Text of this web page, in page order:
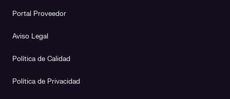
Portal Proveedor
Aviso Legal
Política de Calidad
Política de Privacidad